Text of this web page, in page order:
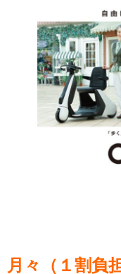
月々（１割負